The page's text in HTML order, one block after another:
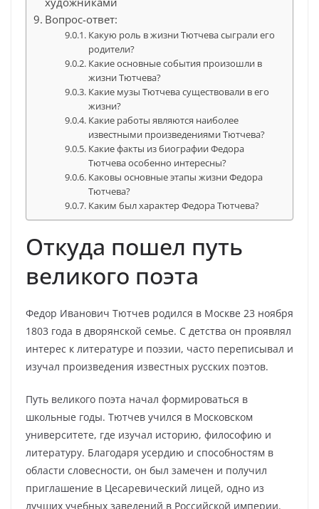
Вопрос-ответ:
Какую роль в жизни Тютчева сыграли его
родители?
Какие основные события произошли в
жизни Тютчева?
Какие музы Тютчева существовали в его
жизни?
Какие работы являются наиболее
известными произведениями Тютчева?
Какие факты из биографии Федора
Тютчева особенно интересны?
Каковы основные этапы жизни Федора
Тютчева?
Каким был характер Федора Тютчева?
Откуда пошел путь
великого поэта
Федор Иванович Тютчев родился в Москве 23 ноября
1803 года в дворянской семье. С детства он проявлял
интерес к литературе и поэзии, часто переписывал и
изучал произведения известных русских поэтов.
Путь великого поэта начал формироваться в
школьные годы. Тютчев учился в Московском
университете, где изучал историю, философию и
литературу. Благодаря усердию и способностям в
области словесности, он был замечен и получил
приглашение в Цесаревический лицей, одно из
лучших учебных заведений в Российской империи.